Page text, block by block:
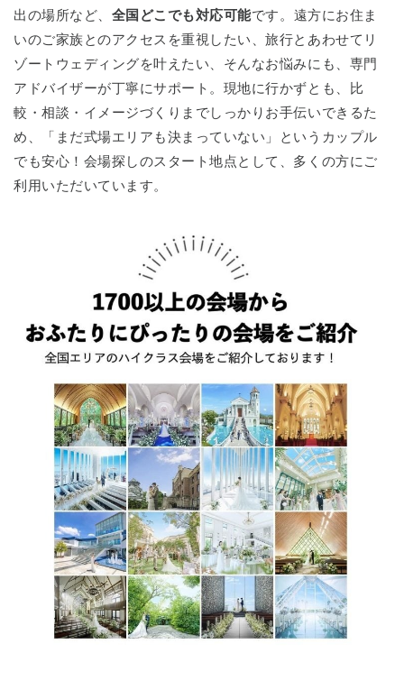
出の場所など、 全国どこでも対応可能です。遠方にお住ま
いのご家族とのアクセスを重視したい、旅行とあわせてリ
ゾートウェディングを叶えたい、そんなお悩みにも、専門
アドバイザーが丁寧にサポート。現地に行かずとも、比
較・相談・イメージづくりまでしっかりお手伝いできるた
め、「まだ式場エリアも決まっていない」というカップル
でも安心！会場探しのスタート地点として、多くの方にご
利用いただいています。